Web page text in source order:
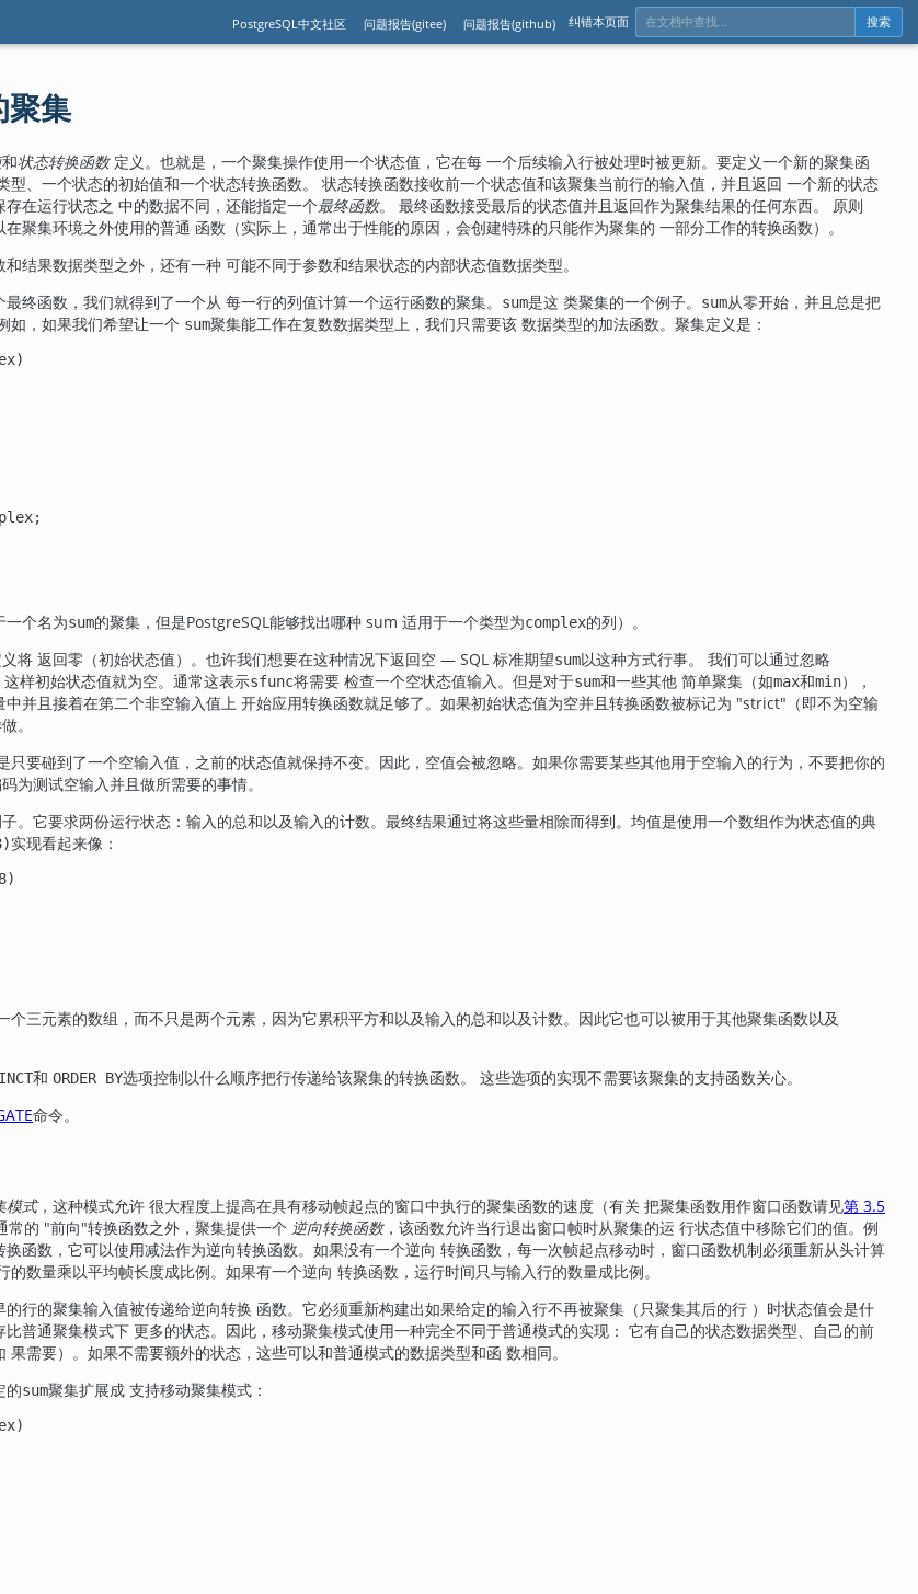
PostgreSQL中文社区 问题报告(gitee) 问题报告(github) 纠错本页面 搜索
聚集
和状态转换函数 定义。也就是，一个聚集操作使用一个状态值，它在每 一个后续输入行被处理时被更新。要定义一个新的聚集函
型、一个状态的初始值和一个状态转换函数。 状态转换函数接收前一个状态值和该聚集当前行的输入值，并且返回 一个新的状态
在运行状态之 中的数据不同，还能指定一个最终函数。 最终函数接受最后的状态值并且返回作为聚集结果的任何东西。 原则
在聚集环境之外使用的普通 函数（实际上，通常出于性能的原因，会创建特殊的只能作为聚集的 一部分工作的转换函数）。
结果数据类型之外，还有一种 可能不同于参数和结果状态的内部状态值数据类型。
终函数，我们就得到了一个从 每一行的列值计算一个运行函数的聚集。
sum是这 类聚集的一个例子。 sum从零开始，并且总是把
如，如果我们希望让一个 sum聚集能工作在复数数据类型上，我们只需要该 数据类型的加法函数。聚集定义是：
一个名为sum的聚集，但是PostgreSQL 能够找出哪种 sum 适用于一个类型为complex的列）。
将 返回零（初始状态值）。也许我们想要在这种情况下返回空 — SQL 标准期望sum以这种方式行事。 我们可以通过忽略
样初始状态值就为空。通常这表示sfunc将需要 检查一个空状态值输入。但是对于sum和一些其他 简单聚集（如max和min），
并且接着在第二个非空输入值上 开始应用转换函数就足够了。如果初始状态值为空并且转换函数被标记为 "strict" （即不为空输
。
只要碰到了一个空输入值，之前的状态值就保持不变。因此，空值会被忽略。如果你需要某些其他用于空输入的行为，不要把你的
为测试空输入并且做所需要的事情。
子。它要求两份运行状态：输入的总和以及输入的计数。最终结果通过将这些量相除而得到。均值是使用一个数组作为状态值的典
实现看起来像：
个三元素的数组，而不只是两个元素，因为它累积平方和以及输入的总和以及计数。因此它也可以被用于其他聚集函数以及
和 ORDER BY选项控制以什么顺序把行传递给该聚集的转换函数。 这些选项的实现不需要该聚集的支持函数关心。
命令。
模式，这种模式允许 很大程度上提高在具有移动帧起点的窗口中执行的聚集函数的速度（有关 把聚集函数用作窗口函数请见第 3.5
常的 "前向"转换函数之外，聚集提供一个 逆向转换函数，该函数允许当行退出窗口帧时从聚集的运 行状态值中移除它们的值。例
函数，它可以使用减法作为逆向转换函数。如果没有一个逆向 转换函数，每一次帧起点移动时，窗口函数机制必须重新从头计算
数量乘以平均帧长度成比例。如果有一个逆向 转换函数，运行时间只与输入行的数量成比例。
行的聚集输入值被传递给逆向转换 函数。它必须重新构建出如果给定的输入行不再被聚集（只聚集其后的行 ）时状态值会是什
普通聚集模式下 更多的状态。因此，移动聚集模式使用一种完全不同于普通模式的实现： 它有自己的状态数据类型、自己的前
需要）。如果不需要额外的状态，这些可以和普通模式的数据类型和函 数相同。
的sum聚集扩展成 支持移动聚集模式：